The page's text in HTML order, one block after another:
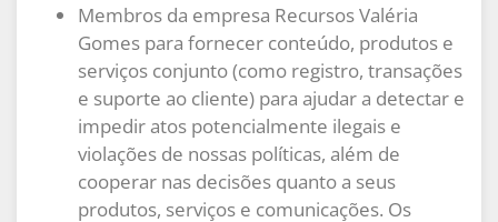
Membros da empresa Recursos Valéria
Gomes para fornecer conteúdo, produtos e
serviços conjunto (como registro, transações
e suporte ao cliente) para ajudar a detectar e
impedir atos potencialmente ilegais e
violações de nossas políticas, além de
cooperar nas decisões quanto a seus
produtos, serviços e comunicações. Os